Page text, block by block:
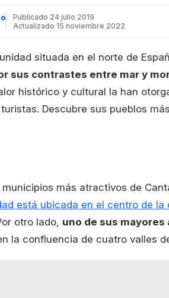
Publicado 24 julio 2019
Actualizado 15 noviembre 2022
situada en el norte de
sus contrastes entre mar y
histórico y cultural la han
Descubre sus pueblos
más atractivos de
está ubicada en el centro de la
otro lado, uno de sus
la confluencia de cuatro valles